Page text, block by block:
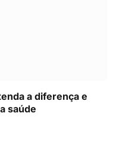
a diferença e
saúde